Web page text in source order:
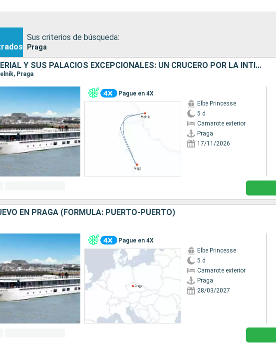
Sus criterios de búsqueda:
Praga
PRAGA, LA IMPERIAL Y SUS PALACIOS EXCEPCIONALES: UN CRUCERO POR LA INTIMIDAD DE LAS GRANDES FAMILIAS ARISTOCRÁTICAS (PUERTO A PUERTO)
Praga
Pague en 4X
Elbe Princesse
5 d
Camarote exterior
Praga
17/11/2026
EN PRAGA (FORMULA: PUERTO-PUERTO)
Pague en 4X
Elbe Princesse
5 d
Camarote exterior
Praga
28/03/2027